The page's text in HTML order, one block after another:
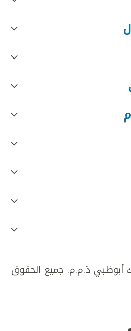
أبوظبي ذ.م.م. جميع الحقوق